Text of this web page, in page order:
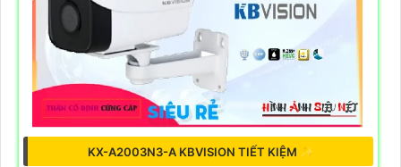
KX-A2003N3-A KBVISION TIẾT KIỆM ✨